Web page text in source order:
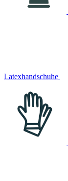
Latexhandschuhe